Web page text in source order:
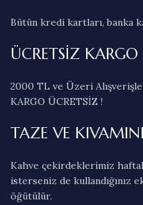
Bütün kredi kartları, banka
ÜCRETSİZ KARGO
2000 TL ve Üzeri
KARGO ÜCRETSİZ !
TAZE VE
Kahve çekirdeklerimiz
isterseniz de kullandığınız
öğütülür.